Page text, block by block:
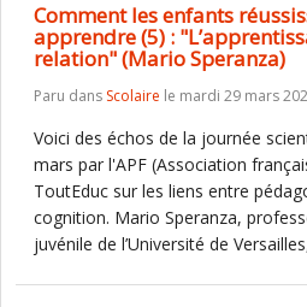
Comment les enfants
apprendre (5) :
relation" (Mario Speranza)
Paru dans Scolaire le mardi 29 mars
Voici des échos de la journée
mars par l'APF (Association
ToutEduc sur les liens entre
cognition. Mario Speranza,
juvénile de l’Université de